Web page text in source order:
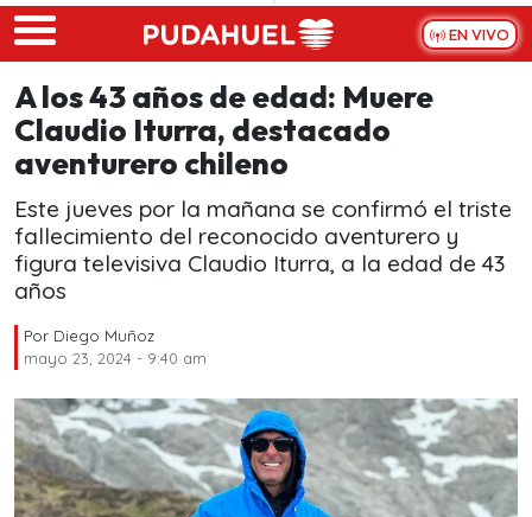
Skip to main content
EN VIVO
A los 43 años de edad: Muere
Claudio Iturra, destacado
aventurero chileno
Este jueves por la mañana se confirmó el triste
fallecimiento del reconocido aventurero y
figura televisiva Claudio Iturra, a la edad de 43
años
Por Diego Muñoz
mayo 23, 2024 - 9:40 am